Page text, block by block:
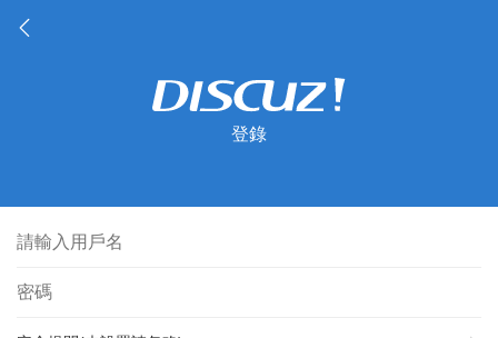
登錄